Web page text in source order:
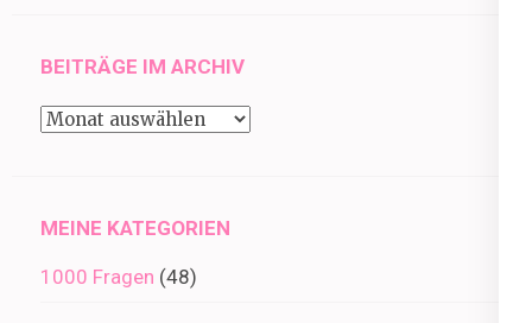
BEITRÄGE IM ARCHIV
Beiträge
MEINE KATEGORIEN
1000 Fragen (48)